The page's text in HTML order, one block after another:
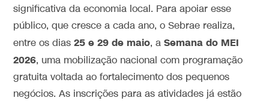
significativa da economia local. Para apoiar esse
público, que cresce a cada ano, o Sebrae realiza,
entre os dias25 e 29 de maio, aSemana do MEI
2026, uma mobilização nacional com programação
gratuita voltada ao fortalecimento dos pequenos
negócios. As inscrições para as atividades já estão